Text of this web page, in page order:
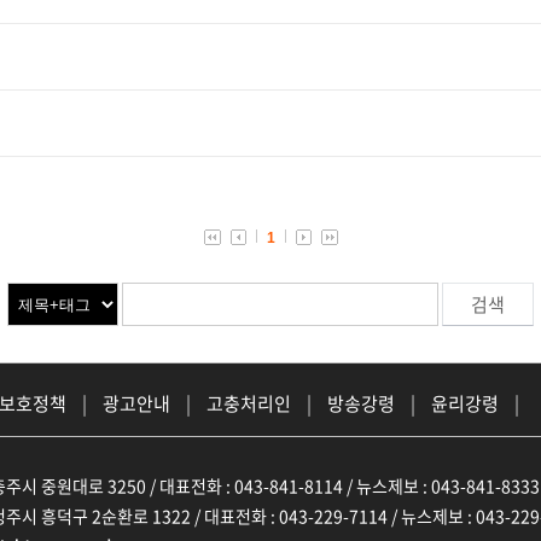
1
호정책 | 광고안내 | 고충처리인 | 방송강령 | 윤리강령 |
시 중원대로 3250 / 대표전화 : 043-841-8114 / 뉴스제보 : 043-841-8333
시 흥덕구 2순환로 1322 / 대표전화 : 043-229-7114 / 뉴스제보 : 043-